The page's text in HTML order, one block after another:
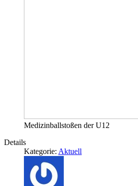
Medizinballstoßen der U12
Details
Kategorie: Aktuell